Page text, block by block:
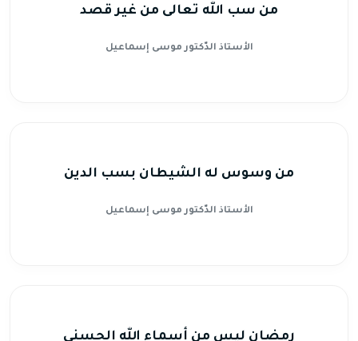
من سب الله تعالى من غير قصد
الأستاذ الدّكتور موسى إسماعيل
من وسوس له الشيطان بسب الدين
الأستاذ الدّكتور موسى إسماعيل
رمضان ليس من أسماء الله الحسنى